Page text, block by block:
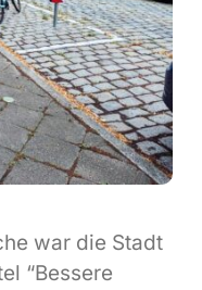
war die Stadt
“Bessere